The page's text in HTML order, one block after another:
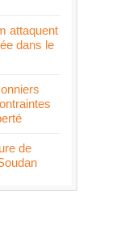
attaquent
dans le
de